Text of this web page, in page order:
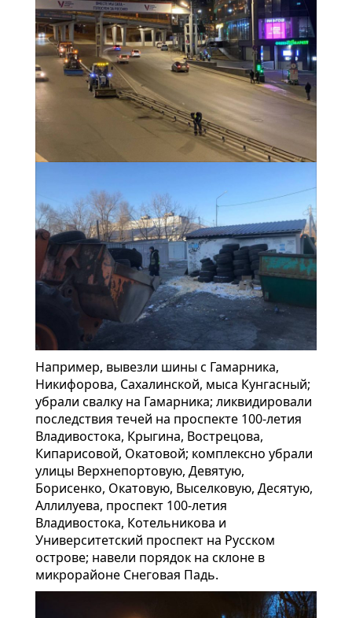
Например, вывезли шины с Гамарника,
Никифорова, Сахалинской, мыса Кунгасный;
убрали свалку на Гамарника; ликвидировали
последствия течей на проспекте 100-летия
Владивостока, Крыгина, Вострецова,
Кипарисовой, Окатовой; комплексно убрали
улицы Верхнепортовую, Девятую,
Борисенко, Окатовую, Выселковую, Десятую,
Аллилуева, проспект 100-летия
Владивостока, Котельникова и
Университетский проспект на Русском
острове; навели порядок на склоне в
микрорайоне Снеговая Падь.